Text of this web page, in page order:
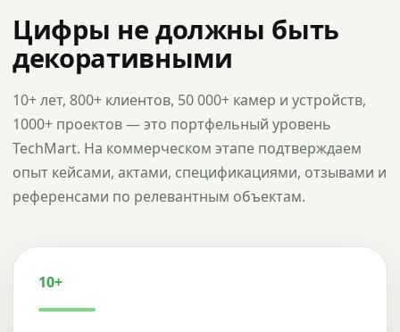
Цифры не должны быть
декоративными
10+ лет, 800+ клиентов, 50 000+ камер и устройств,
1000+ проектов — это портфельный уровень
TechMart. На коммерческом этапе подтверждаем
опыт кейсами, актами, спецификациями, отзывами и
референсами по релевантным объектам.
10+